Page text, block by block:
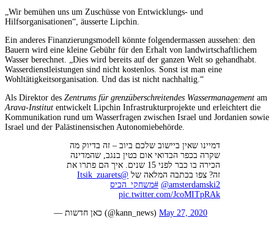
„Wir bemühen uns um Zuschüsse von Entwicklungs- und
Hilfsorganisationen“, äusserte Lipchin.
Ein anderes Finanzierungsmodell könnte folgendermassen aussehen: den
Bauern wird eine kleine Gebühr für den Erhalt von landwirtschaftlichem
Wasser berechnet. „Dies wird bereits auf der ganzen Welt so gehandhabt.
Wasserdienstleistungen sind nicht kostenlos. Sonst ist man eine
Wohltätigkeitsorganisation. Und das ist nicht nachhaltig.“
Als Direktor des Zentrums für grenzüberschreitendes Wassermanagement am
Arava-Institut entwickelt Lipchin Infrastrukturprojekte und erleichtert die
Kommunikation rund um Wasserfragen zwischen Israel und Jordanien sowie
Israel und der Palästinensischen Autonomiebehörde.
דמיינו שאין ביישוב שלכם ביוב – זה בדיוק מה
שקרה בכפר הבדואי אום בטין בנגב, שהמדינה
הכירה בו כבר לפני 15 שנים. איך הם פתרו את
זה? צפו בכתבה המלאה של @Itsik_zuarets
@amsterdamski2 #משחקי_הכיס
pic.twitter.com/JcoMITpRAk
— כאן חדשות (@kann_news) May 27, 2020